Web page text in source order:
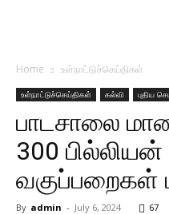
Home உள்நாட்டுச்செய்திகள்
உள்நாட்டுச்செய்திகள் கல்வி புதிய
பாடசாலை
300
வகுப்பறைகள்
By admin - July 6, 2024 67